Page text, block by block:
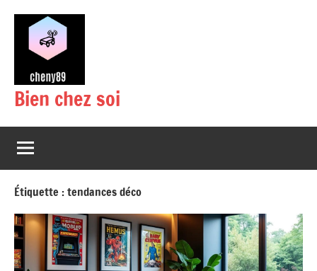
contenu
Bien chez soi
Étiquette :tendances déco